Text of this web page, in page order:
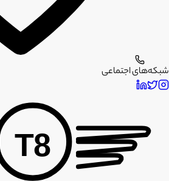
شبکه‌های اجتماعی
T8